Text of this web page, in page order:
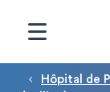
Fil d'Ariane
Hôpital de
Panneau de